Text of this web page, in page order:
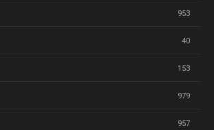
953
40
153
979
957